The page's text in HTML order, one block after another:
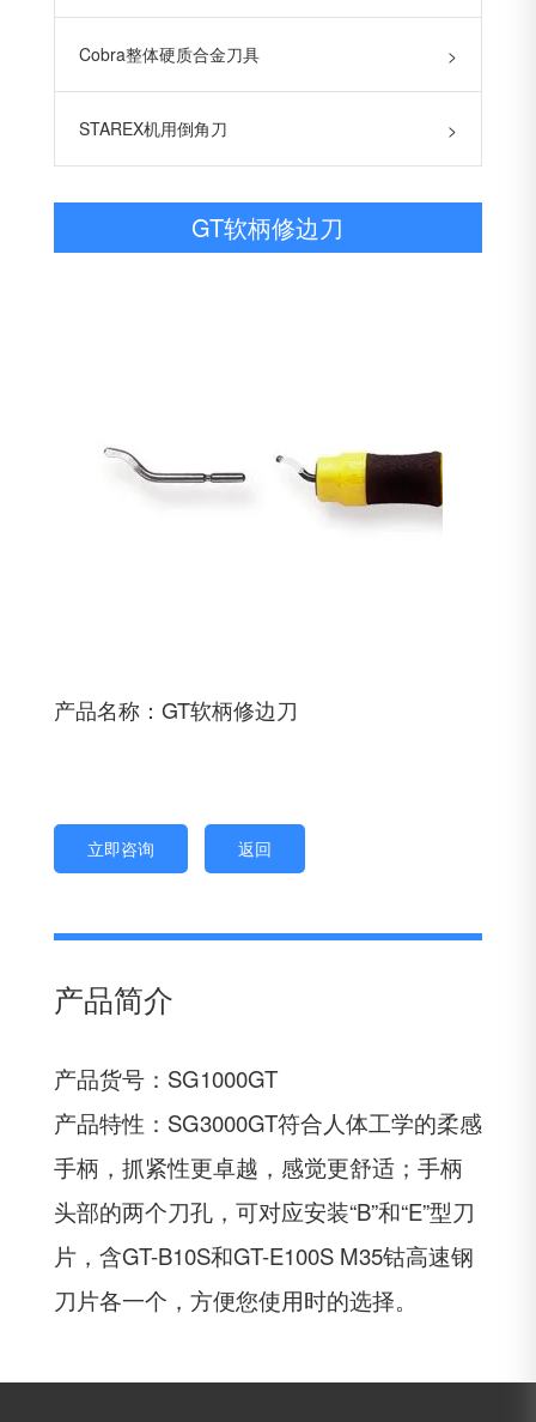
Cobra整体硬质合金刀具 >
STAREX机用倒角刀 >
GT软柄修边刀
产品名称：GT软柄修边刀
立即咨询 返回
产品简介
产品货号：SG1000GT
产品特性：SG3000GT符合人体工学的柔感
手柄，抓紧性更卓越，感觉更舒适；手柄
头部的两个刀孔，可对应安装“B”和“E”型刀
片，含GT-B10S和GT-E100S M35钴高速钢
刀片各一个，方便您使用时的选择。